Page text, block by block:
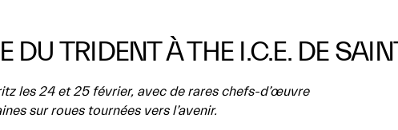
DU TRIDENT À THE I.C.E. DE
les 24 et 25 février, avec de rares chefs-d’œuvre
sur roues tournées vers l’avenir.